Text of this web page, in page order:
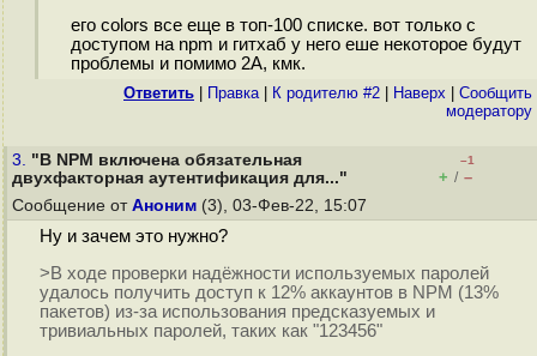
его colors все еще в топ-100 списке. вот только с
доступом на npm и гитхаб у него еше некоторое будут
проблемы и помимо 2А, кмк.
Ответить Правка| К родителю #2 Наверх
Cообщить
модератору
3. "В NPM включена обязательная
двухфакторная аутентификация для..."
–1
+ / –
Сообщение от Аноним (3), 03-Фев-22, 15:07
Ну и зачем это нужно?
>В ходе проверки надёжности используемых паролей
удалось получить доступ к 12% аккаунтов в NPM (13%
пакетов) из-за использования предсказуемых и
тривиальных паролей, таких как "123456"